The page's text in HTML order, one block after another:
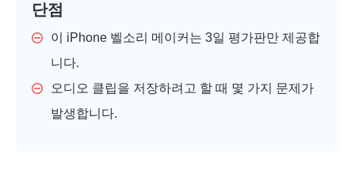
단점
이 iPhone 벨소리 메이커는 3일 평가판만 제공합
니다.
오디오 클립을 저장하려고 할 때 몇 가지 문제가
발생합니다.